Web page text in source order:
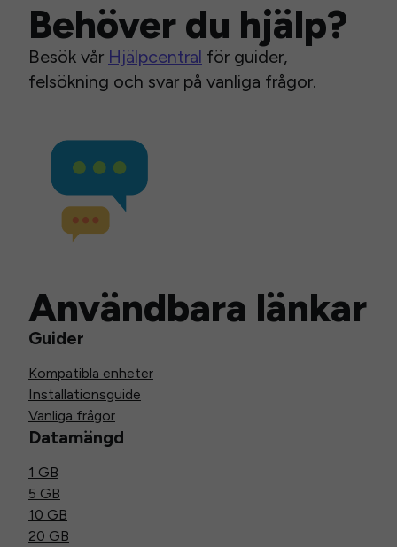
Behöver du hjälp?
Besök vår Hjälpcentral för guider,
felsökning och svar på vanliga frågor.
Användbara länkar
Guider
Kompatibla enheter
Installationsguide
Vanliga frågor
Datamängd
1 GB
5 GB
10 GB
20 GB